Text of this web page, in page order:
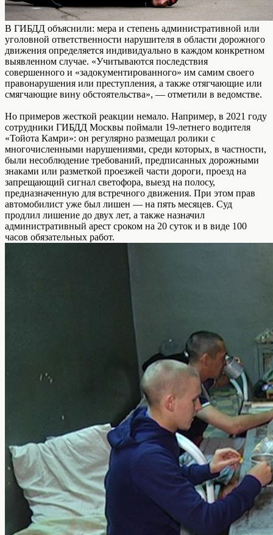
В ГИБДД объяснили: мера и степень административной или
уголовной ответственности нарушителя в области дорожного
движения определяется индивидуально в каждом конкретном
выявленном случае. «Учитываются последствия
совершенного и «задокументированного» им самим своего
правонарушения или преступления, а также отягчающие или
смягчающие вину обстоятельства», — отметили в ведомстве.
Но примеров жесткой реакции немало. Например, в 2021 году
сотрудники ГИБДД Москвы поймали 19-летнего водителя
«Тойота Камри»: он регулярно размещал ролики с
многочисленными нарушениями, среди которых, в частности,
были несоблюдение требований, предписанных дорожными
знаками или разметкой проезжей части дороги, проезд на
запрещающий сигнал светофора, выезд на полосу,
предназначенную для встречного движения. При этом прав
автомобилист уже был лишен — на пять месяцев. Суд
продлил лишение до двух лет, а также назначил
административный арест сроком на 20 суток и в виде 100
часов обязательных работ.